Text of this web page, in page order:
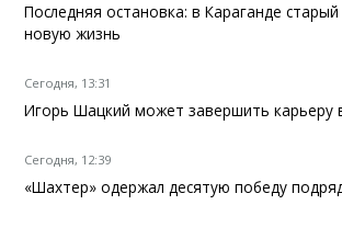
Последняя остановка: в Караганде
новую жизнь
Сегодня, 13:31
Игорь Шацкий может завершить карьеру
Сегодня, 12:39
«Шахтер» одержал десятую победу